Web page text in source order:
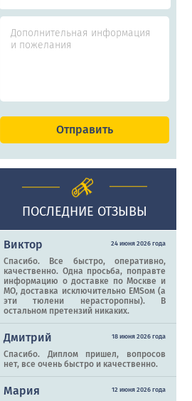
ПОСЛЕДНИЕ ОТЗЫВЫ
Виктор 24 июня 2026 года
Спасибо. Все быстро, оперативно,
качественно. Одна просьба, поправте
информацию о доставке по Москве и
МО, доставка исключительно EMSом (а
эти тюлени нерасторопны). В
остальном претензий никаких.
Дмитрий 18 июня 2026 года
Спасибо. Диплом пришел, вопросов
нет, все очень быстро и качественно.
Мария 12 июня 2026 года